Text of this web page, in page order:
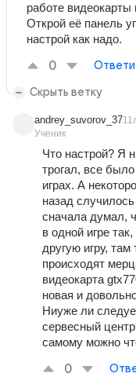
работе
Открой её панель
настрой как надо.
0
Скрыть ветку
andrey_suvorov_37
Ученик
Что настрой? Я
трогал, все
играх. А
назад
сначала думал,
в одной игре
другую игру, там
происходят
видеокарта
новая и
Ниуже ли
сервесный
самому можно
0